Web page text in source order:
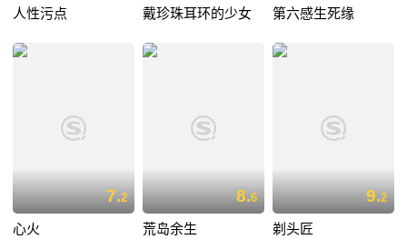
人性污点 戴珍珠耳环的少女 第六感生死缘
7.2
心火
8.6
荒岛余生
9.2
剃头匠